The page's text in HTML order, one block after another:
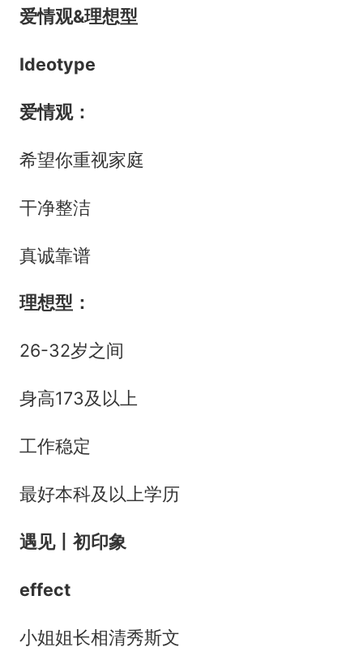
爱情观&理想型
Ideotype
爱情观：
希望你重视家庭
干净整洁
真诚靠谱
理想型：
26-32岁之间
身高173及以上
工作稳定
最好本科及以上学历
遇见丨初印象
effect
小姐姐长相清秀斯文